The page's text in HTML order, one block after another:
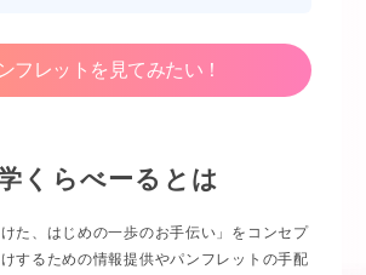
フレットを見てみたい！
くらべーるとは
けた、はじめの一歩のお手伝い」をコンセプ
するための情報提供やパンフレットの手配